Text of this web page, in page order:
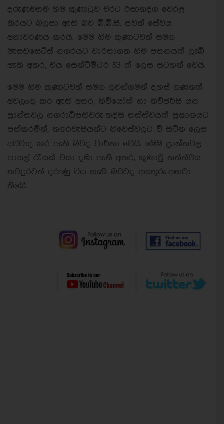
දරුණුමතම හිම කුණාටුව එරට ඊසානදිග වෙරළ
තීරයට බලපා ඇති බව බී.බී.සී. පුවත් සේවය
අනාවරණය කරයි. මෙම හිම කුණාටුවත් සමග
මැසචුසෙට්ස් නගරයට වාර්තාගත හිම පතනයක් ලැබී
ඇති අතර, එය සෙන්ටිමීටර් 53 ක් ලෙස සටහන් වෙයි.
මෙම හිම කුණාටුවත් සමග ගුවන්ගමන් දහස් ගණනක්
අවලංගු කර ඇති අතර, නිව්යෝක් හා නිව්ජර්සි යන
ප්‍රාන්තවල නගරාධිපතිවරු හදිසි තත්ත්වයක් ප්‍රකාශයට
පත්කරමින්, නගරවැසියන්ට නිවෙස්වලට වී සිටින ලෙස
අවවාද කර ඇති බවද වාර්තා වෙයි. මෙම ප්‍රාන්තවල
පාසල් රැසක් වසා දමා ඇති අතර, කුණාටු තත්ත්වය
තවදුරටත් දරුණු විය හැකි බවටද අනතුරු අඟවා
තිබේ.